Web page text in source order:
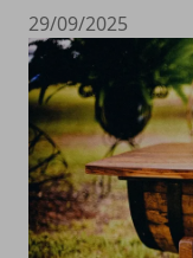
29/09/2025